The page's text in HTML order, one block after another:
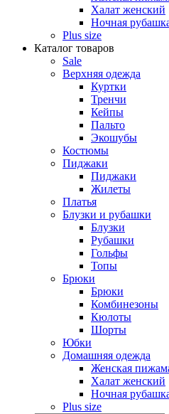
Халат женский
Ночная
Plus size
Каталог товаров
Sale
Верхняя одежда
Куртки
Тренчи
Кейпы
Пальто
Экошубы
Костюмы
Пиджаки
Пиджаки
Жилеты
Платья
Блузки и рубашки
Блузки
Рубашки
Гольфы
Топы
Брюки
Брюки
Комбинезоны
Кюлоты
Шорты
Юбки
Домашняя одежда
Женская
Халат женский
Ночная
Plus size